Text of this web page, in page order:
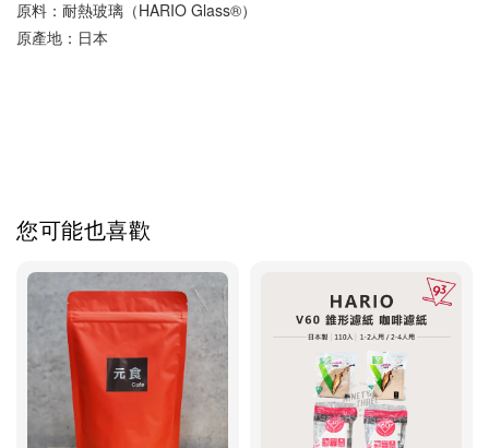
原料：耐熱玻璃（HARIO Glass®）
原產地：日本
您可能也喜歡